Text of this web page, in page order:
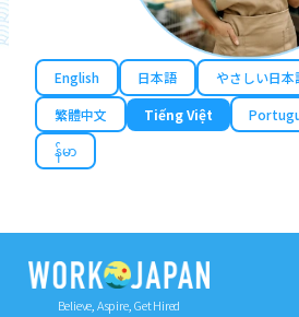
English 日本語 やさしい日本
繁體中文
Tiếng Việt
န်မာ
Believe, Aspire, Get Hired